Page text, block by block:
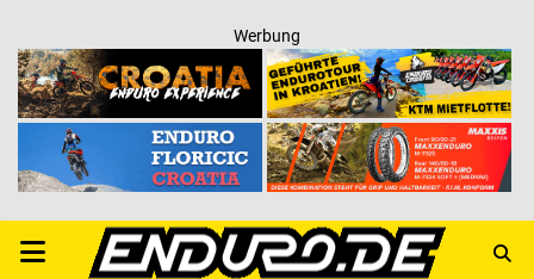
Werbung
PRIMARY